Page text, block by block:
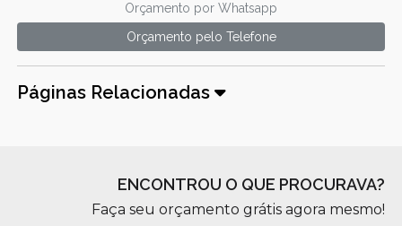
Orçamento por Whatsapp
Orçamento pelo Telefone
Páginas Relacionadas
ENCONTROU O QUE PROCURAVA?
Faça seu orçamento grátis agora mesmo!